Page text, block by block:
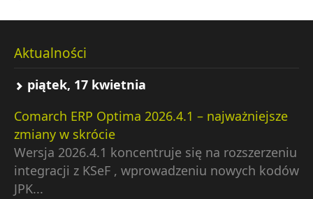
Aktualności
piątek, 17 kwietnia
Comarch ERP Optima 2026.4.1 – najważniejsze
zmiany w skrócie
Wersja 2026.4.1 koncentruje się na rozszerzeniu
integracji z KSeF , wprowadzeniu nowych kodów
JPK...